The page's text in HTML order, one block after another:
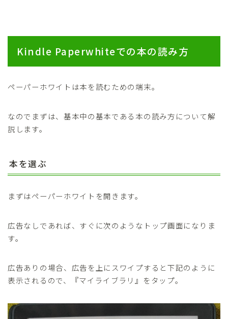
Kindle Paperwhiteでの本の読み方
ペーパーホワイトは本を読むための端末。
なのでまずは、基本中の基本である本の読み方について解
説します。
本を選ぶ
まずはペーパーホワイトを開きます。
広告なしであれば、すぐに次のようなトップ画面になりま
す。
広告ありの場合、広告を上にスワイプすると下記のように
表示されるので、『マイライブラリ』をタップ。